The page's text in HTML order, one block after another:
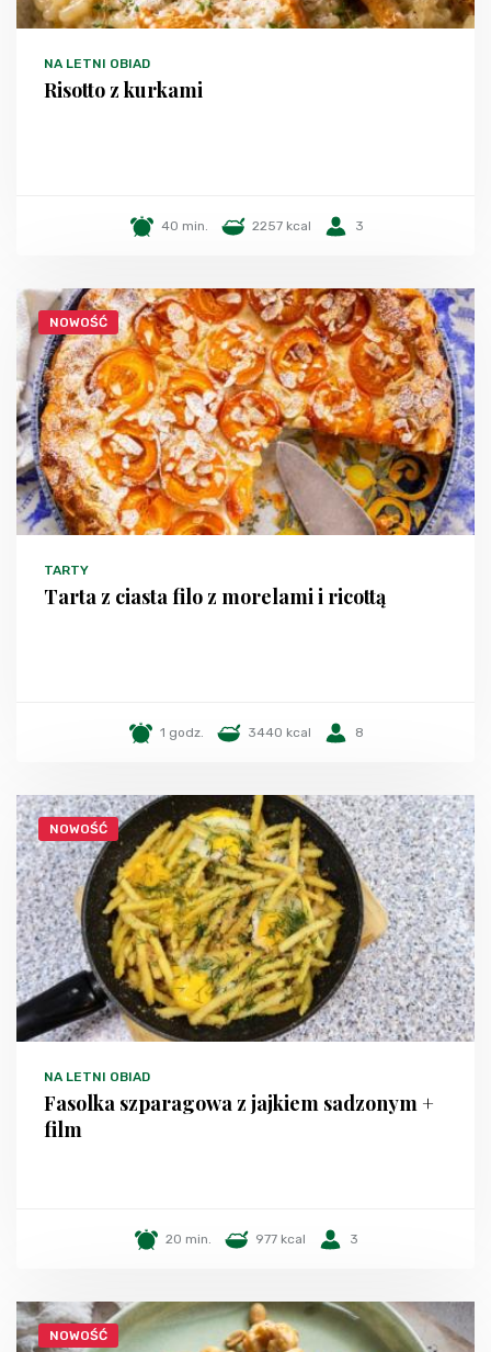
NA LETNI OBIAD
Risotto z kurkami
40 min. 2257 kcal 3
NOWOŚĆ
TARTY
Tarta z ciasta filo z morelami i ricottą
1 godz. 3440 kcal 8
NOWOŚĆ
NA LETNI OBIAD
Fasolka szparagowa z jajkiem sadzonym +
film
20 min. 977 kcal 3
NOWOŚĆ